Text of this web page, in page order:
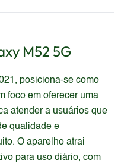
M52 5G
posiciona-se como
foco em oferecer uma
atender a usuários que
qualidade e
O aparelho atrai
para uso diário, com